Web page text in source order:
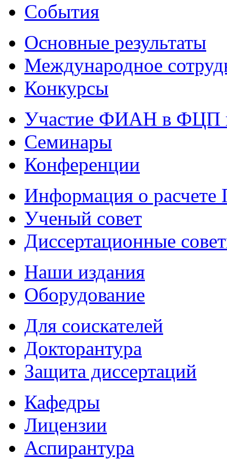
События
Основные результаты
Международное
Конкурсы
Участие ФИАН в ФЦП
Семинары
Конференции
Информация о
Ученый совет
Диссертационные
Наши издания
Оборудование
Для соискателей
Докторантура
Защита диссертаций
Кафедры
Лицензии
Аспирантура